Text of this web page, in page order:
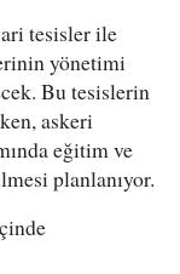
tesisler ile
yönetimi
Bu tesislerin
askeri
eğitim ve
planlanıyor.